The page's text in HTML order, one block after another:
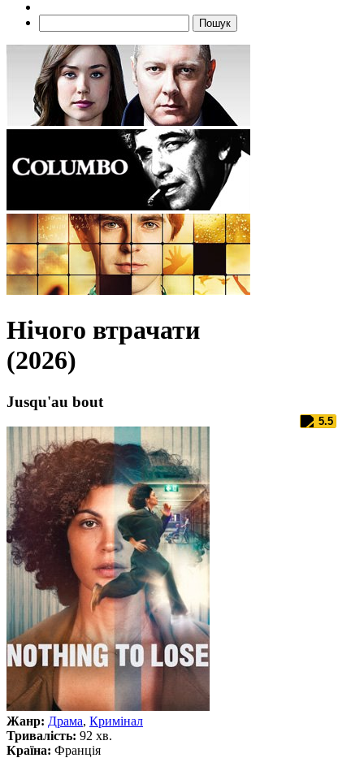
Пошук
Нічого втрачати
(2026)
Jusqu'au bout
5.5
Жанр: Драма, Кримінал
Тривалість: 92 хв.
Країна: Франція